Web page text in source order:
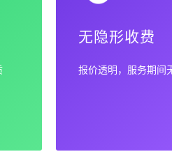
无隐形收费
报价透明，服务期间